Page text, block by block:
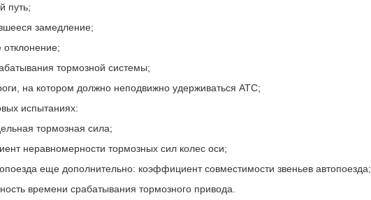
путь;
замедление;
тормозной системы;
на котором должно неподвижно удерживаться АТС;
испытаниях:
тормозная сила;
неравномерности тормозных сил колес оси;
еще дополнительно: коэффициент совместимости звеньев автопоезда;
времени срабатывания тормозного привода.